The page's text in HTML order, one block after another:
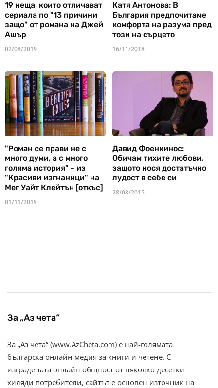
19 неща, които отличават
сериала по "13 причини
защо" от романа на Джей
Ашър
02/08/2019
Катя Антонова: В
България предпочитаме
комфорта на разума пред
този на сърцето
16/11/2018
"Роман се прави не с
много думи, а с много
голяма история" - из
"Красиви изгнаници" на
Мег Уайт Клейтън [откъс]
01/11/2019
Давид Фоенкинос:
Обичам тихите любови,
защото нося достатъчно
лудост в себе си
28/08/2015
За „Аз чета“
За „Аз чета“ (www.AzCheta.com) е най-голямата
българска онлайн медия за книги и четене. С
изградената онлайн общност от няколко десетки
хиляди потребители, сайтът е основен източник на